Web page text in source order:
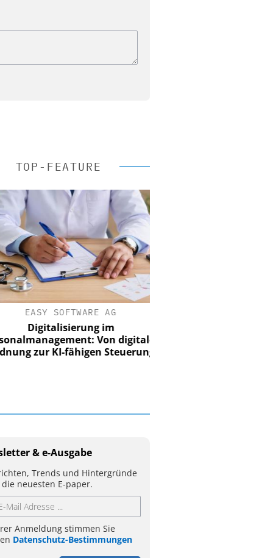
TOP-FEATURE
EASY SOFTWARE AG
Digitalisierung im
Von digitaler
zur KI-fähigen Steuerung
& e-Ausgabe
Trends und Hintergründe
neuesten E-paper.
Anmeldung stimmen Sie
Datenschutz-Bestimmungen